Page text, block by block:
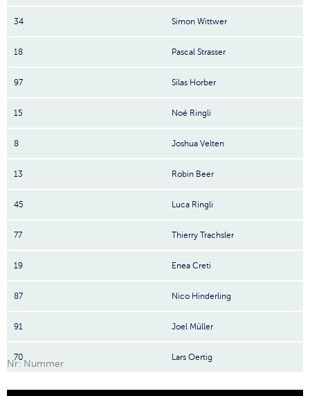
34 Simon Wittwer
18 Pascal Strasser
97 Silas Horber
15 Noé Ringli
8 Joshua Velten
13 Robin Beer
45 Luca Ringli
77 Thierry Trachsler
19 Enea Creti
87 Nico Hinderling
91 Joel Müller
70 Lars Oertig
Nr: Nummer